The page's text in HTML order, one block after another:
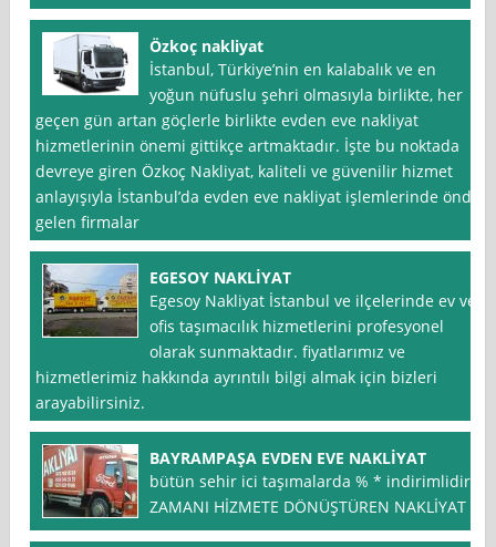
Özkoç nakliyat
İstanbul, Türkiye’nin en kalabalık ve en
yoğun nüfuslu şehri olmasıyla birlikte, her
geçen gün artan göçlerle birlikte evden eve nakliyat
hizmetlerinin önemi gittikçe artmaktadır. İşte bu noktada
devreye giren Özkoç Nakliyat, kaliteli ve güvenilir hizmet
anlayışıyla İstanbul’da evden eve nakliyat işlemlerinde önde
gelen firmalar
EGESOY NAKLİYAT
Egesoy Nakliyat İstanbul ve ilçelerinde ev ve
ofis taşımacılık hizmetlerini profesyonel
olarak sunmaktadır. fiyatlarımız ve
hizmetlerimiz hakkında ayrıntılı bilgi almak için bizleri
arayabilirsiniz.
BAYRAMPAŞA EVDEN EVE NAKLİYAT
bütün sehir ici taşımalarda % * indirimlidir.
ZAMANI HİZMETE DÖNÜŞTÜREN NAKLİYAT